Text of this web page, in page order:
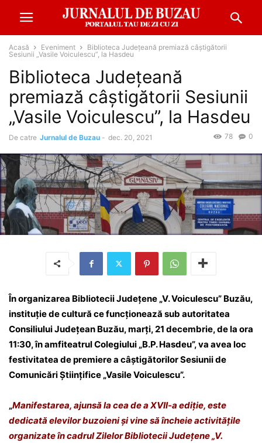
Acasă Eveniment
Biblioteca Județeană premiază câștigătorii
Sesiunii „Vasile Voiculescu”, la Hasdeu
Biblioteca Județeană
premiază câștigătorii Sesiunii
„Vasile Voiculescu”, la Hasdeu
De catre Jurnalul de Buzau - dec. 20, 2021 0
78
În organizarea Bibliotecii Județene „V. Voiculescu” Buzău,
instituție de cultură ce funcționează sub autoritatea
Consiliului Județean Buzău, marți, 21 decembrie, de la ora
11:30, în amfiteatrul Colegiului „B.P. Hasdeu”, va avea loc
festivitatea de premiere a câștigătorilor Sesiunii de
Comunicări Științifice „Vasile Voiculescu”.
„Manifestarea, ajunsă la cea de a XVII-a ediție, este
dedicată elevilor buzoieni și vine să încheie activitățile
organizate în cadrul Zilelor Bibliotecii Județene „V.